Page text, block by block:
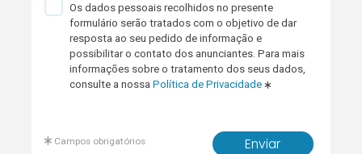
Os dados pessoais recolhidos no presente
formulário serão tratados com o objetivo de dar
resposta ao seu pedido de informação e
possibilitar o contato dos anunciantes. Para mais
informações sobre o tratamento dos seus dados,
consulte a nossaPolítica de Privacidade
Enviar
Campos obrigatórios